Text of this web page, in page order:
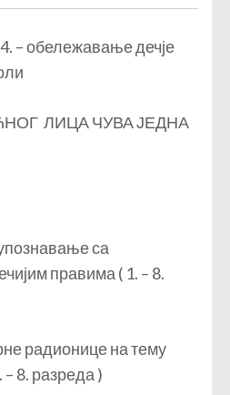
– обележавање дечје
ЛИЦА ЧУВА ЈЕДНА
са
правима ( 1. – 8.
радионице на тему
– 8. разреда )